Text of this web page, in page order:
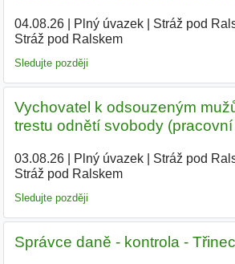
04.08.26| Plný úvazek| Stráž pod
Stráž pod Ralskem
Sledujte později
Vychovatel k odsouzeným
trestu odnětí svobody
03.08.26| Plný úvazek| Stráž pod
Stráž pod Ralskem|
Sledujte později
Správce daně - kontrola - Třinec